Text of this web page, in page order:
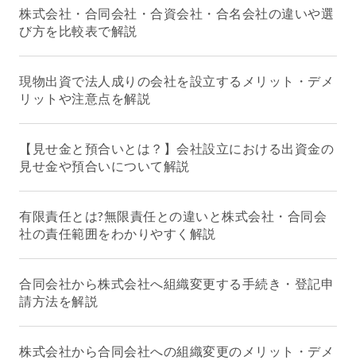
株式会社・合同会社・合資会社・合名会社の違いや選
び方を比較表で解説
現物出資で法人成りの会社を設立するメリット・デメ
リットや注意点を解説
【見せ金と預合いとは？】会社設立における出資金の
見せ金や預合いについて解説
有限責任とは?無限責任との違いと株式会社・合同会
社の責任範囲をわかりやすく解説
合同会社から株式会社へ組織変更する手続き・登記申
請方法を解説
株式会社から合同会社への組織変更のメリット・デメ